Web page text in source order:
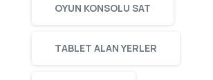
OYUN KONSOLU SAT
TABLET ALAN YERLER